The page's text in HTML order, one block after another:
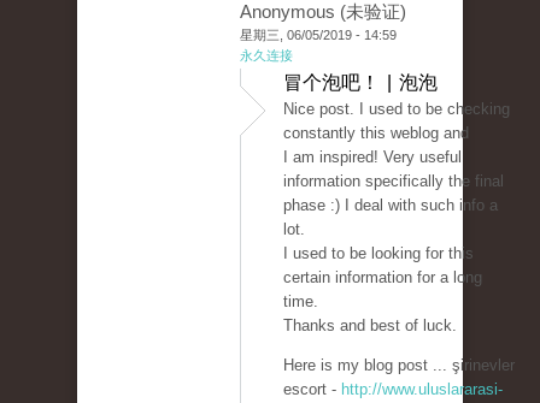
Anonymous (未验证)
星期三, 06/05/2019 - 14:59
永久连接
冒个泡吧！ | 泡泡
Nice post. I used to be checking
constantly this weblog and
I am inspired! Very useful
information specifically the final
phase :) I deal with such info a
lot.
I used to be looking for this
certain information for a long
time.
Thanks and best of luck.
Here is my blog post ... şirinevler
escort - http://www.uluslararasi-